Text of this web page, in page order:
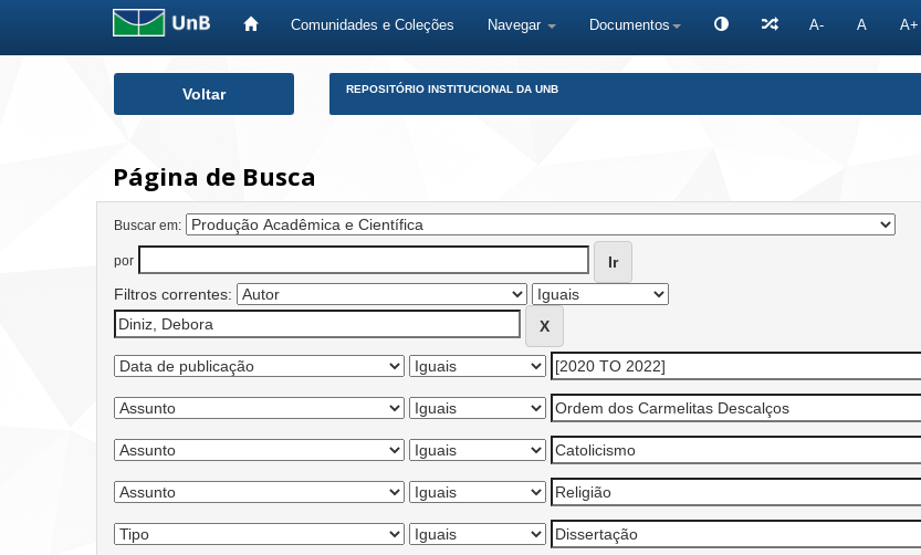
Comunidades e Coleções Navegar Documentos A- A A+
Voltar REPOSITÓRIO INSTITUCIONAL DA UNB
Página de Busca
Buscar em:
por
Filtros correntes: